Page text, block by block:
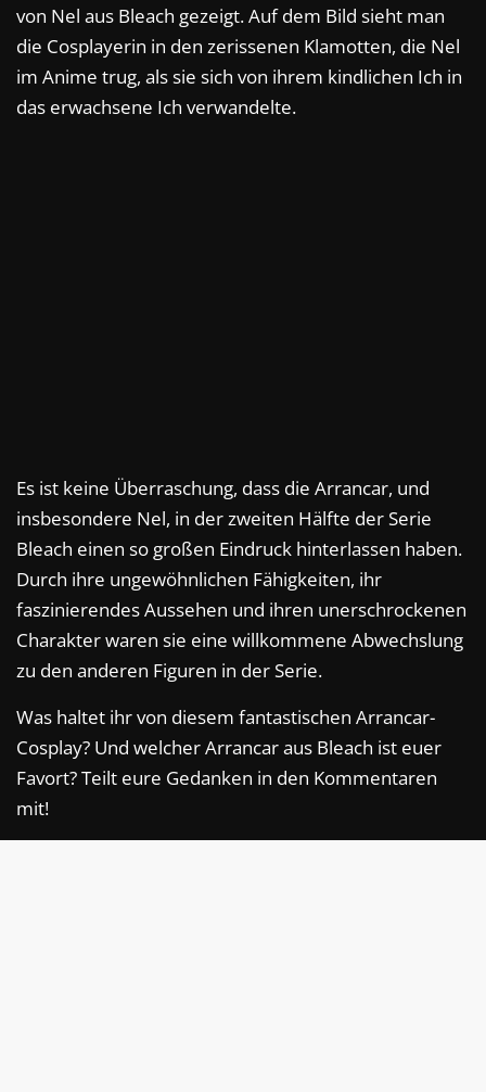
von Nel aus Bleach gezeigt. Auf dem Bild sieht man
die Cosplayerin in den zerissenen Klamotten, die Nel
im Anime trug, als sie sich von ihrem kindlichen Ich in
das erwachsene Ich verwandelte.
Es ist keine Überraschung, dass die Arrancar, und
insbesondere Nel, in der zweiten Hälfte der Serie
Bleach einen so großen Eindruck hinterlassen haben.
Durch ihre ungewöhnlichen Fähigkeiten, ihr
faszinierendes Aussehen und ihren unerschrockenen
Charakter waren sie eine willkommene Abwechslung
zu den anderen Figuren in der Serie.
Was haltet ihr von diesem fantastischen Arrancar-
Cosplay? Und welcher Arrancar aus Bleach ist euer
Favort? Teilt eure Gedanken in den Kommentaren
mit!